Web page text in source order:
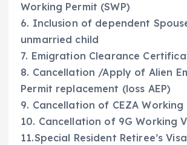
Working Permit (SWP)
6. Inclusion of dependent
unmarried child
7. Emigration Clearance
8. Cancellation /Apply of Alien
Permit replacement (loss AEP)
9. Cancellation of CEZA Working
10. Cancellation of 9G Working
11.Special Resident Retiree’s